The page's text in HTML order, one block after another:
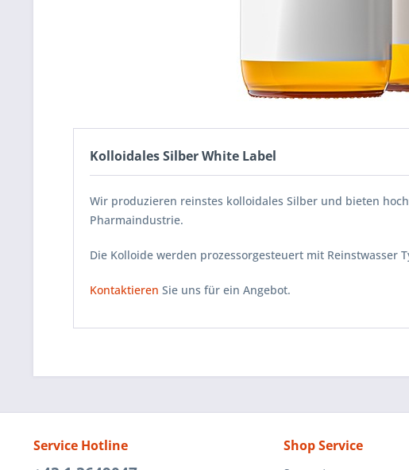
Kolloidales Silber White Label
Wir produzieren reinstes kolloidales Silber und bieten
Pharmaindustrie.
Die Kolloide werden prozessorgesteuert mit Reinstwasser
Kontaktieren Sie uns für ein Angebot.
Service Hotline Shop Service